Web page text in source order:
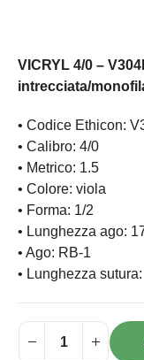
VICRYL 4/0 –
intrecciata/
• Codice Ethicon:
• Calibro: 4/0
• Metrico: 1.5
• Colore: viola
• Forma: 1/2
• Lunghezza ago:
• Ago: RB-1
• Lunghezza